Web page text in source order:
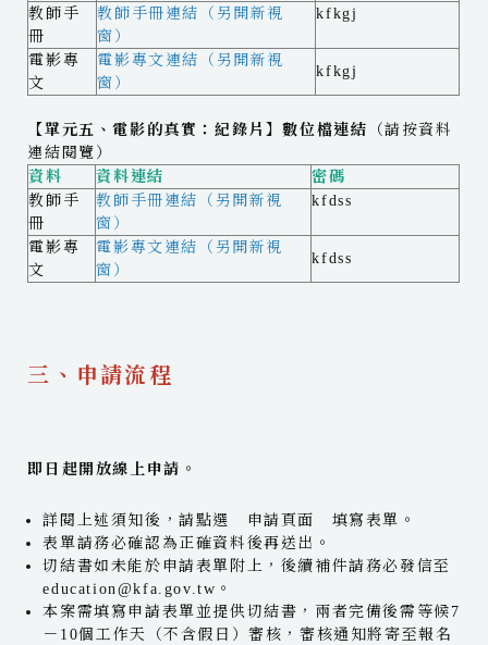
教師手
冊
教師手冊連結（另開新視
窗）
kfkgj
電影專
文
電影專文連結（另開新視
窗）
‎kfkgj
【單元五、電影的真實：紀錄片】數位檔連結 （請按資料
連結閱覽）
資料
資料連結
密碼
教師手
冊
教師手冊連結（另開新視
窗）
kfdss
電影專
文
電影專文連結（另開新視
窗）
kfdss
三、申請流程
即日起開放線上申請。
詳閱上述須知後，請點選 申請頁面 填寫表單。
表單請務必確認為正確資料後再送出。
切結書如未能於申請表單附上，後續補件請務必發信至
education@kfa.gov.tw。
本案需填寫申請表單並提供切結書，兩者完備後需等候7
－10個工作天（不含假日）審核，審核通知將寄至報名